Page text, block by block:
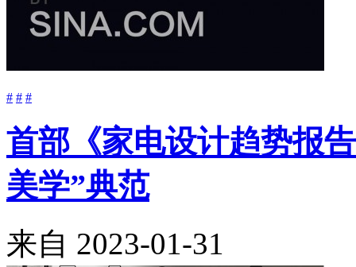
# # #
首部《家电设计趋势报
美学”典范
来自 2023-01-31